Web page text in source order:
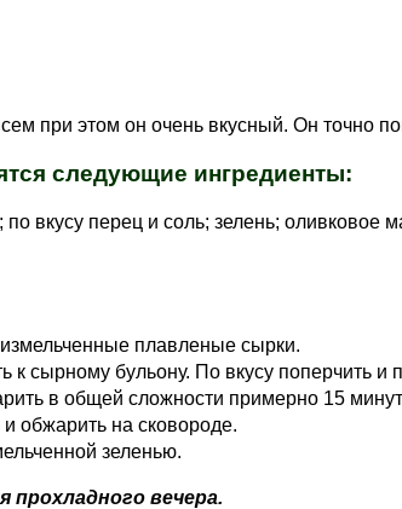
при этом он очень вкусный. Он точно
следующие ингредиенты:
вкусу перец и соль; зелень; оливковое
плавленые сырки.
сырному бульону. По вкусу поперчить и
в общей сложности примерно 15
обжарить на сковороде.
зеленью.
вечера.